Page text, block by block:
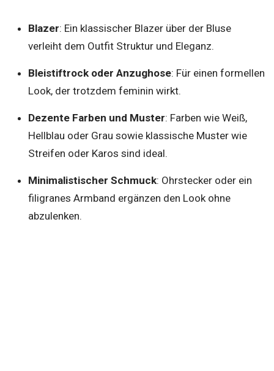
Blazer: Ein klassischer Blazer über der Bluse
verleiht dem Outfit Struktur und Eleganz.
Bleistiftrock oder Anzughose: Für einen formellen
Look, der trotzdem feminin wirkt.
Dezente Farben und Muster: Farben wie Weiß,
Hellblau oder Grau sowie klassische Muster wie
Streifen oder Karos sind ideal.
Minimalistischer Schmuck: Ohrstecker oder ein
filigranes Armband ergänzen den Look ohne
abzulenken.